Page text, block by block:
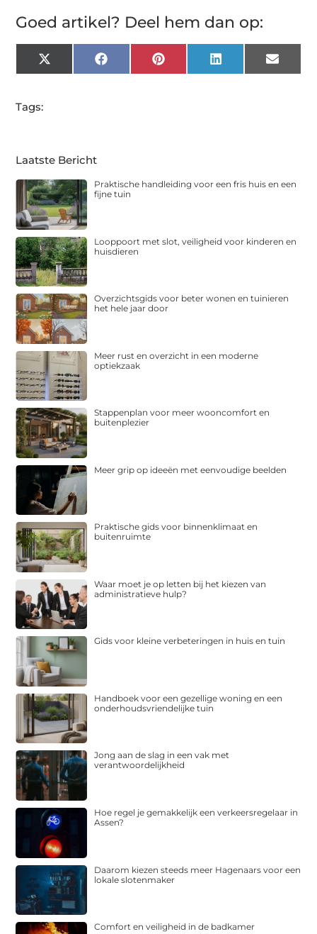
Goed artikel? Deel hem dan op:
X
(Twitter)
FacebookPinterest LinkedIn Email
Tags:
Laatste Bericht
Praktische handleiding voor een fris huis en een
fijne tuin
Looppoort met slot, veiligheid voor kinderen en
huisdieren
Overzichtsgids voor beter wonen en tuinieren
het hele jaar door
Meer rust en overzicht in een moderne
optiekzaak
Stappenplan voor meer wooncomfort en
buitenplezier
Meer grip op ideeën met eenvoudige beelden
Praktische gids voor binnenklimaat en
buitenruimte
Waar moet je op letten bij het kiezen van
administratieve hulp?
Gids voor kleine verbeteringen in huis en tuin
Handboek voor een gezellige woning en een
onderhoudsvriendelijke tuin
Jong aan de slag in een vak met
verantwoordelijkheid
Hoe regel je gemakkelijk een verkeersregelaar in
Assen?
Daarom kiezen steeds meer Hagenaars voor een
lokale slotenmaker
Comfort en veiligheid in de badkamer